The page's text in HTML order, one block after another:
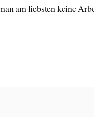
am liebsten keine